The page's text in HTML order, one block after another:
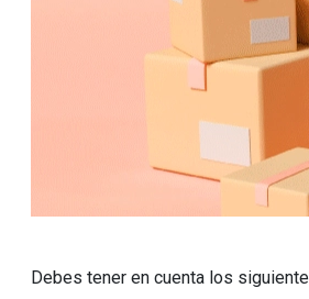
Debes tener en cuenta los